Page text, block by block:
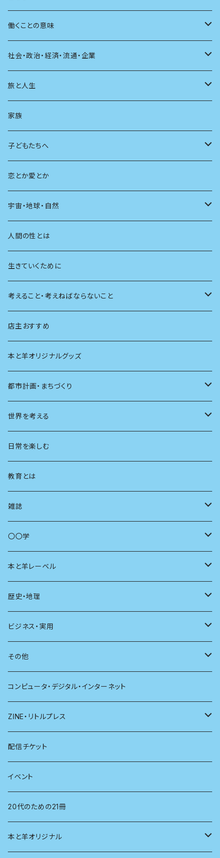
自伝・伝記
ファッション
建築
スポーツ
AIと社会
広告
マガジン
その他
アニメ
日本の芸能
海外絵本
童話
その他
その他
カウンセリング
人間関係
健康
料理
育児
日常生活
学ぶ楽しみ
働くことの意味
仕事のヒント
社会・政治・経済・流通・企業
過去
現在
未来
旅と人生
旅
人生
家族
子どもたちへ
教育
友達
学校
恋とか愛とか
宇宙・地球・自然
動物
植物
天体
生物
人間の性とは
生きていくために
考えること・考えねばならないこと
創元社 シリーズ「あいだで考える」
店主おすすめ
本と羊オリジナルグッズ
都市計画・まちづくり
都市
地方
まちづくり
コミュニティ
商いとは
世界を考える
思想
日常を楽しむ
教育とは
雑誌
母の友
ユリイカ
現代思想
新潮
別冊太陽
〇〇学
動物
自然
科学
社会
哲学
医学
看護学
心理学
経営学
言語学
法律
本と羊レーベル
電子版（EPub）
電子版（PDF）
歴史・地理
歴史
地理
ビジネス・実用
雷鳥社辞典シリーズ
その他
珈琲
雑貨
コンピュータ・デジタル・インターネット
ZINE・リトルプレス
電子版（EPub）
電子版（PDF）
配信チケット
イベント
20代のための21冊
本と羊オリジナル